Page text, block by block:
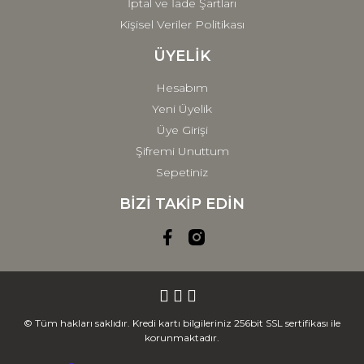
İptal ve İade Şartları
Kişisel Veriler Politikası
ÜYELİK
Hesabım
Yeni Üyelik
Üye Girişi
Şifremi Unuttum
Sepetiniz
BİZİ TAKİP EDİN
© Tüm hakları saklıdır. Kredi kartı bilgileriniz 256bit SSL sertifikası ile
korunmaktadır.